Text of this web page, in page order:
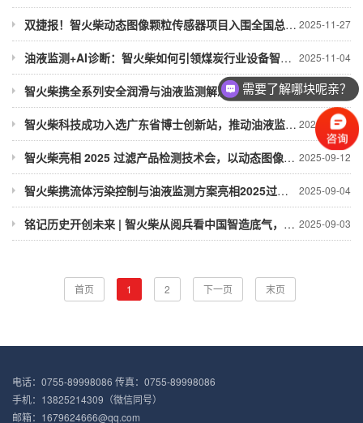
2025-11-27
双捷报！智火柴动态图像颗粒传感器项目入围全国总决赛并荣获省级科技一等奖
2025-11-04
油液监测+AI诊断：智火柴如何引领煤炭行业设备智能化升级
2025-10-29
智火柴携全系列安全润滑与油液监测解决方案参加2025国际煤炭采矿展
2025-10-18
智火柴科技成功入选广东省博士创新站，推动油液监测技术创新
2025-09-12
智火柴亮相 2025 过滤产品检测技术会，以动态图像分析技术引领油液监测新趋势
2025-09-04
智火柴携流体污染控制与油液监测方案亮相2025过滤检测技术会（新乡·9月9-11日
2025-09-03
铭记历史开创未来 | 智火柴从阅兵看中国智造底气，以油品监测实力护航 “国
首页 1 2 下一页 末页
电话：0755-89998086 传真：0755-89998086
手机：13825214309（微信同号）
邮箱：1679624666@qq.com
需要了解哪块呢亲？